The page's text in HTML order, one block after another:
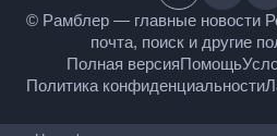
© Рамблер — главные
гороскопы, почта, поиск и
Полная версияПомощь
Политика